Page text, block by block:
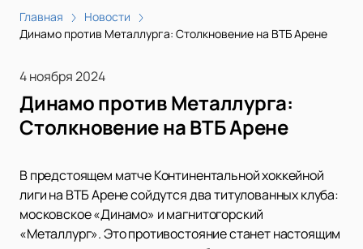
Главная
Новости
Динамо против Металлурга: Столкновение на ВТБ Арене
4 ноября 2024
Динамо против Металлурга:
Столкновение на ВТБ Арене
В предстоящем матче Континентальной хоккейной
лиги на ВТБ Арене сойдутся два титулованных клуба:
московское «Динамо» и магнитогорский
«Металлург». Это противостояние станет настоящим